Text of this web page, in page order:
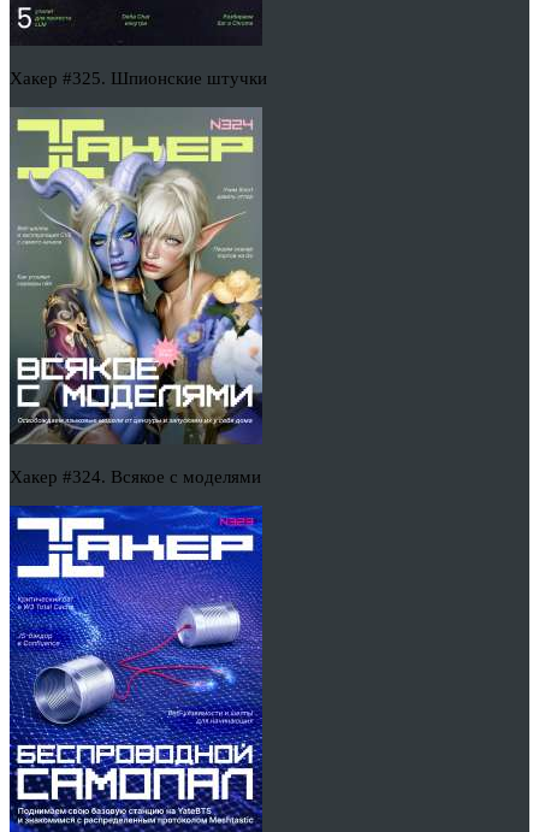
Хакер #325. Шпионские штучки
Хакер #324. Всякое с моделями